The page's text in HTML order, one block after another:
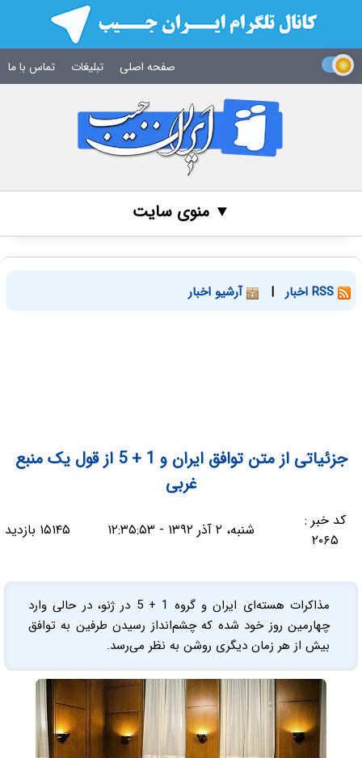
صفحه اصلی تبلیغات تماس با ما
▼ منوی سایت
| آرشیو اخبار
جزئیاتی از متن توافق ایران و 1 + 5 از قول یک منبع
غربی
کد خبر :
۲۰۶۵
شنبه، ۲ آذر ۱۳۹۲ - ۱۲:۳۵:۵۳ ۱۵۱۴۵ بازدید
مذاکرات هسته‌ای ایران و گروه 1 + 5 در ژنو، در حالی وارد
چهارمین روز خود شده که چشم‌انداز رسیدن طرفین به توافق
بیش از هر زمان دیگری روشن به نظر می‌رسد.